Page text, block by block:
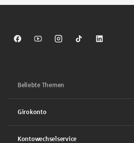
Sparkasse auf Facebook
Sparkasse auf Youtube
Sparkasse auf Instagram
Sparkasse auf
Sparkasse
Beliebte Themen
Girokonto
Kontowechselservice